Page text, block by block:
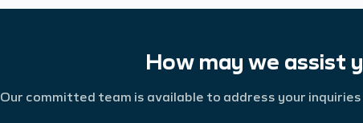
How may we assist
Our committed team is available to address your